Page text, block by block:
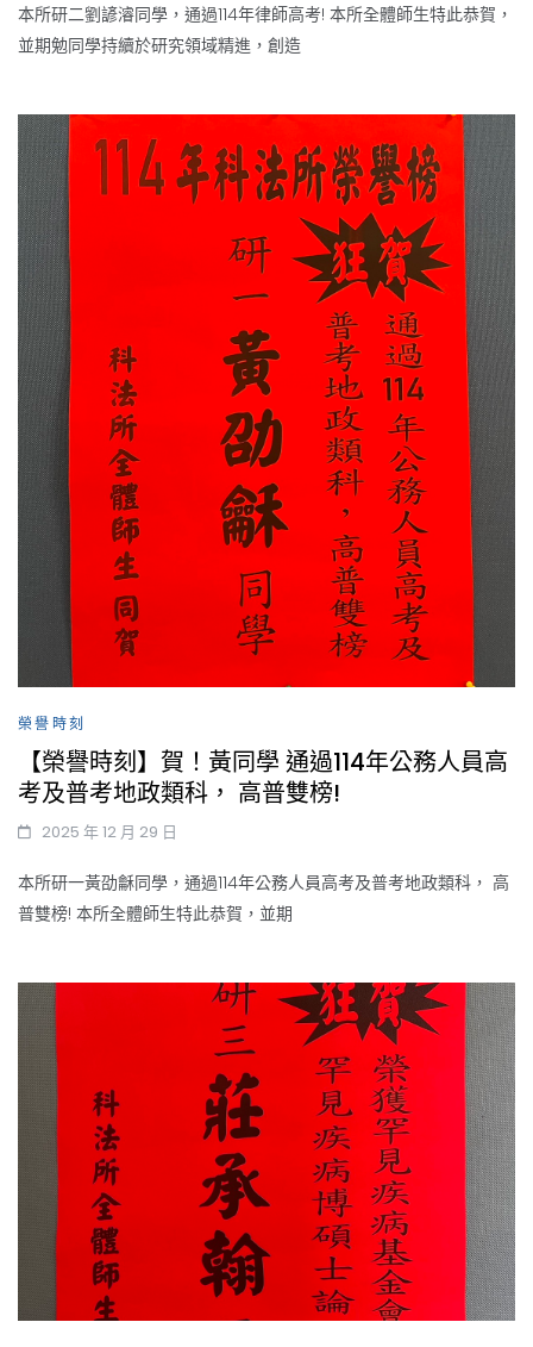
本所研二劉諺濬同學，通過114年律師高考! 本所全體師生特此恭賀，
並期勉同學持續於研究領域精進，創造
榮譽時刻
【榮譽時刻】賀！黃同學 通過114年公務人員高
考及普考地政類科， 高普雙榜!
2025 年 12 月 29 日
本所研一黃劭龢同學，通過114年公務人員高考及普考地政類科， 高
普雙榜! 本所全體師生特此恭賀，並期